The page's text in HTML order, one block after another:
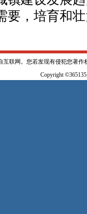
要，培育和
互联网。您若发现有侵犯您著
Copyright